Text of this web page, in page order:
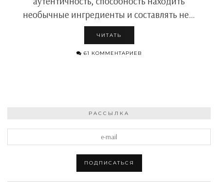
необычные ингредиенты и составлять не…
ЧИТАТЬ
61 КОММЕНТАРИЕВ
РАССЫЛКА